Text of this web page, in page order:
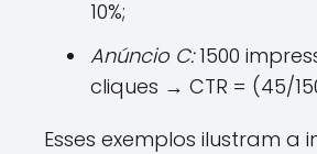
10%;
Anúncio C:1500
cliques → CTR = (45/
Esses exemplos ilustram a